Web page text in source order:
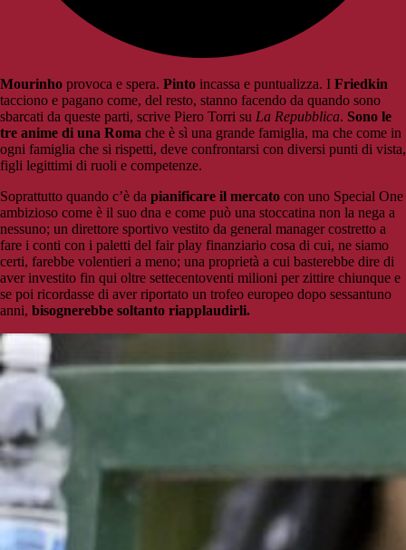
Mourinho provoca e spera. Pinto incassa e puntualizza. I Friedkin
tacciono e pagano come, del resto, stanno facendo da quando sono
sbarcati da queste parti, scrive Piero Torri su La Repubblica. Sono le
tre anime di una Roma che è sì una grande famiglia, ma che come in
ogni famiglia che si rispetti, deve confrontarsi con diversi punti di vista,
figli legittimi di ruoli e competenze.
Soprattutto quando c’è da pianificare il mercato con uno Special One
ambizioso come è il suo dna e come può una stoccatina non la nega a
nessuno; un direttore sportivo vestito da general manager costretto a
fare i conti con i paletti del fair play finanziario cosa di cui, ne siamo
certi, farebbe volentieri a meno; una proprietà a cui basterebbe dire di
aver investito fin qui oltre settecentoventi milioni per zittire chiunque e
se poi ricordasse di aver riportato un trofeo europeo dopo sessantuno
anni, bisognerebbe soltanto riapplaudirli.